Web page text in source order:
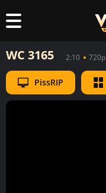
WC 3165 2:10 720p
PissRIP